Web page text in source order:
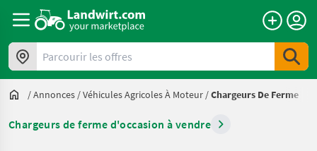
Parcourir les offres
/Annonces /Véhicules Agricoles À Moteur /Chargeurs De Ferme
Chargeurs de ferme d'occasion à vendre